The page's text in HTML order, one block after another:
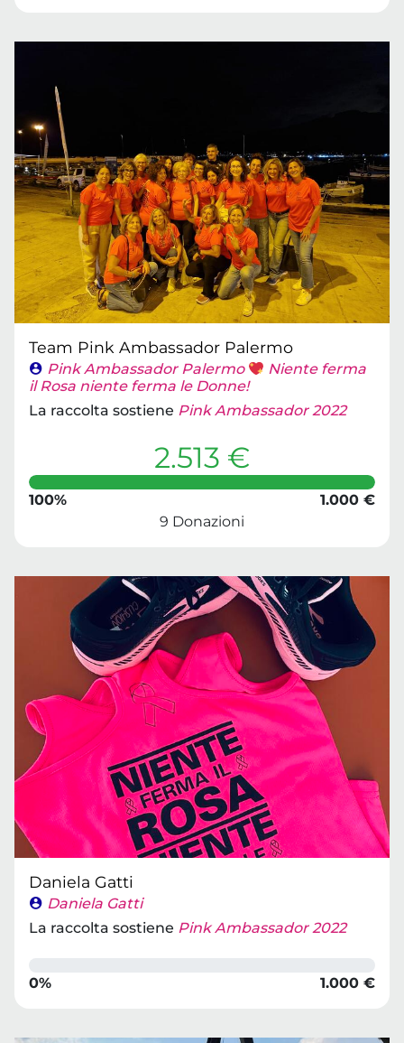
Team Pink Ambassador Palermo
Pink Ambassador Palermo
Niente ferma
il Rosa niente ferma le Donne!
La raccolta sostiene Pink Ambassador 2022
2.513 €
100%
1.000 €
9 Donazioni
Daniela Gatti
Daniela Gatti
La raccolta sostiene Pink Ambassador 2022
0% 1.000 €